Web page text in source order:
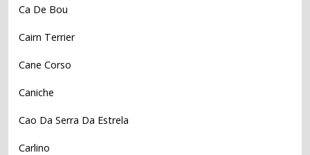
Ca De Bou
Cairn Terrier
Cane Corso
Caniche
Cao Da Serra Da Estrela
Carlino